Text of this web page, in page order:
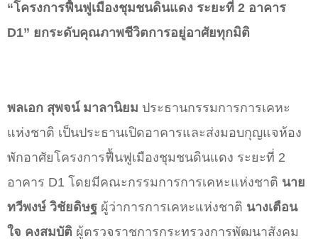
“โครงการฟื้นฟูเมืองชุมชนดินแดง ระยะที่ 2 อาคาร
D1” ยกระดับคุณภาพชีวิตการอยู่อาศัยทุกมิติ
พลเอก สุพจน์ มาลานิยม ประธานกรรมการการเคหะ
แห่งชาติ เป็นประธานเปิดอาคารและส่งมอบกุญแจห้อง
พักอาศัยโครงการฟื้นฟูเมืองชุมชนดินแดง ระยะที่ 2
อาคาร D1 โดยมีคณะกรรมการการเคหะแห่งชาติ นาย
ทวีพงษ์ วิชัยดิษฐ ผู้ว่าการการเคหะแห่งชาติ นางเตือน
ใจ คงสมบัติ ผู้ตรวจราชการกระทรวงการพัฒนาสังคม